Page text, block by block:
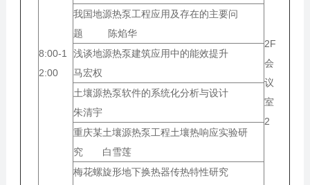
8:00-1
2:00
2F
会
议
室
2
我国地源热泵工程应用及存在的主要问
题 陈焰华
浅谈地源热泵建筑应用中的能效提升
马宏权
土壤源热泵软件的系统化分析与设计
朱清宇
重庆某土壤源热泵工程土壤热响应实验研
究 白雪莲
梅花螺旋形地下换热器传热特性研究